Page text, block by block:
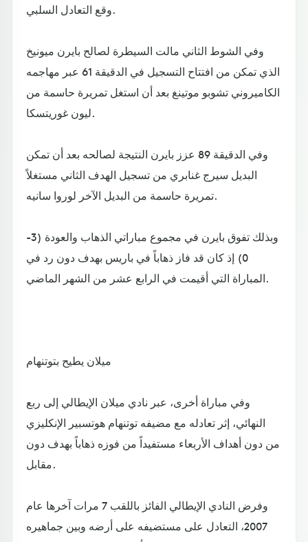
وقع التعادل السلبي.
وفي الشوط الثاني مالت السيطرة لصالح بايرن ميونيخ
الذي تمكن من افتتاح التسجيل في الدقيقة 61 عبر مهاجمه
الكاميروني تشوبو موتينغ بعد أن استغل تمريرة حاسمة من
ليون غوريتسكا.
وفي الدقيقة 89 عزز بايرن النتيجة لصالحه بعد أن تمكن
البديل سيرج غنابري من تسجيل الهدف الثاني مستغلاً
تمريرة حاسمة من البديل الآخر لوروا سانيه.
وبذلك تفوق بايرن في مجموع مباراتي الذهاب والعودة (3-
0) إذ كان قد فاز ذهاباً في باريس بهدف دون رد في
المباراة التي أقيمت في الرابع عشر من الشهر الماضي.
ميلان يطيح بتوتنهام
وفي مباراة أخرى، عبر نادي ميلان الإيطالي إلى ربع
النهائي، إثر تعادله مع مضيفه توتنهام هوتسبير الإنكليزي
من دون أهداف الأربعاء مستفيداً من فوزه ذهاباً بهدف دون
مقابل.
وفرض النادي الإيطالي الفائز باللقب 7 مرات آخرها عام
2007، التعادل على مستضيفه على أرضه وبين جماهيره